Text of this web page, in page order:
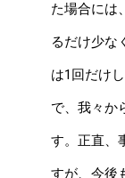
た場合には
るだけ少な
は1回だけ
で、我々か
す。正直、
すが、今後